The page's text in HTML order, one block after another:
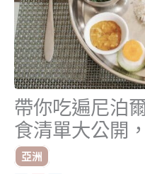
帶你吃遍尼泊
食清單大公開
看！
亞洲